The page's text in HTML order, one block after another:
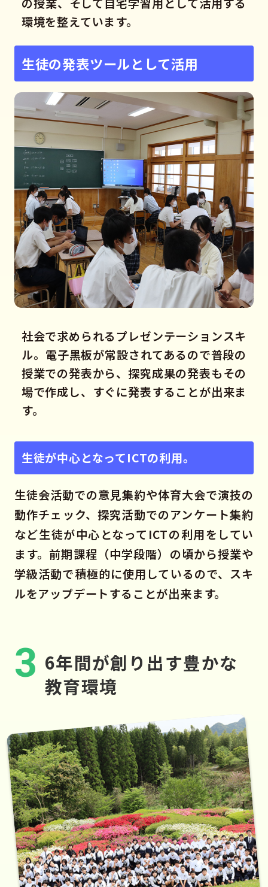
環境を整えています。
生徒の発表ツールとして活用
社会で求められるプレゼンテーションスキ
ル。電子黒板が常設されてあるので普段の
授業での発表から、探究成果の発表もその
場で作成し、すぐに発表することが出来ま
す。
生徒が中心となってICTの利用。
生徒会活動での意見集約や体育大会で演技の
動作チェック、探究活動でのアンケート集約
など生徒が中心となってICTの利用をしてい
ます。前期課程（中学段階）の頃から授業や
学級活動で積極的に使用しているので、スキ
ルをアップデートすることが出来ます。
3 6年間が創り出す豊かな
教育環境